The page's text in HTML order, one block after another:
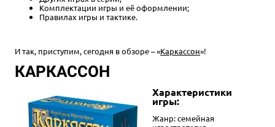
Комплектации игры и её оформлении;
Правилах игры и тактике.
И так, приступим, сегодня в обзоре – «Каркассон»!
КАРКАССОН
Характеристики
игры:
Жанр: семейная